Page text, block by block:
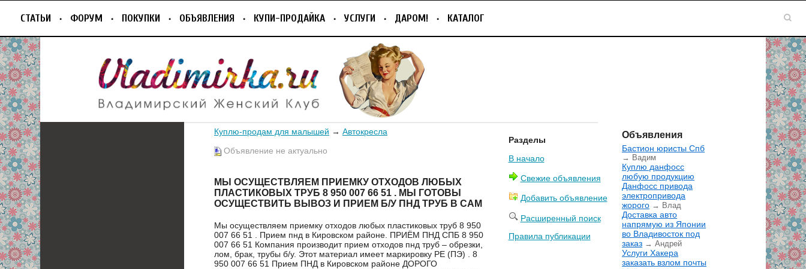
СТАТЬИ ФОРУМ ПОКУПКИ ОБЪЯВЛЕНИЯ КУПИ-ПРОДАЙКА УСЛУГИ ДАРОМ! КАТАЛОГ
Куплю-продам для малышей → Автокресла
Объявление не актуально
МЫ ОСУЩЕСТВЛЯЕМ ПРИЕМКУ ОТХОДОВ ЛЮБЫХ
ПЛАСТИКОВЫХ ТРУБ 8 950 007 66 51 . МЫ ГОТОВЫ
ОСУЩЕСТВИТЬ ВЫВОЗ И ПРИЕМ Б/У ПНД ТРУБ В САМ
Мы осуществляем приемку отходов любых пластиковых труб 8 950
007 66 51 . Прием пнд в Кировском районе. ПРИЁМ ПНД СПБ 8 950
007 66 51 Компания производит прием отходов пнд труб – обрезки,
лом, брак, трубы б/у. Этот материал имеет маркировку PE (ПЭ) . 8
950 007 66 51 Прием ПНД в Кировском районе ДОРОГО
Разделы
В начало
Свежие объявления
Добавить объявление
Расширенный поиск
Правила публикации
Объявления
Бастион юристы Спб
→ Вадим
Куплю данфосс
любую продукцию
Данфосс привода
электропривода
жорого → Влад
Доставка авто
напрямую из Японии
во Владивосток под
заказ → Андрей
Услуги Хакера
заказать взлом почты